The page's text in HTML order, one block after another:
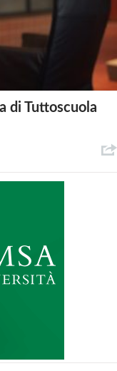
di Tuttoscuola